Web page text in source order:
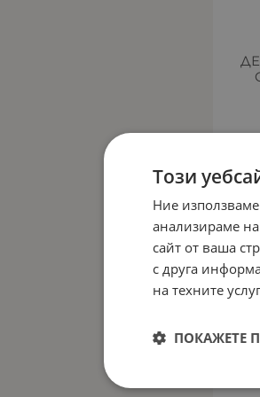
Този
Ние
анализираме
сайт от ваша
с друга
на техните
ПОКАЖЕТЕ